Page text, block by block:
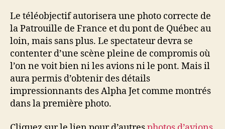
Le téléobjectif autorisera une photo correcte de
la Patrouille de France et du pont de Québec au
loin, mais sans plus. Le spectateur devra se
contenter d’une scène pleine de compromis où
l’on ne voit bien ni les avions ni le pont. Mais il
aura permis d’obtenir des détails
impressionnants des Alpha Jet comme montrés
dans la première photo.